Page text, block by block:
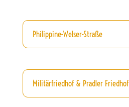
Philippine-Welser-Straße
Militärfriedhof & Pradler Friedhof